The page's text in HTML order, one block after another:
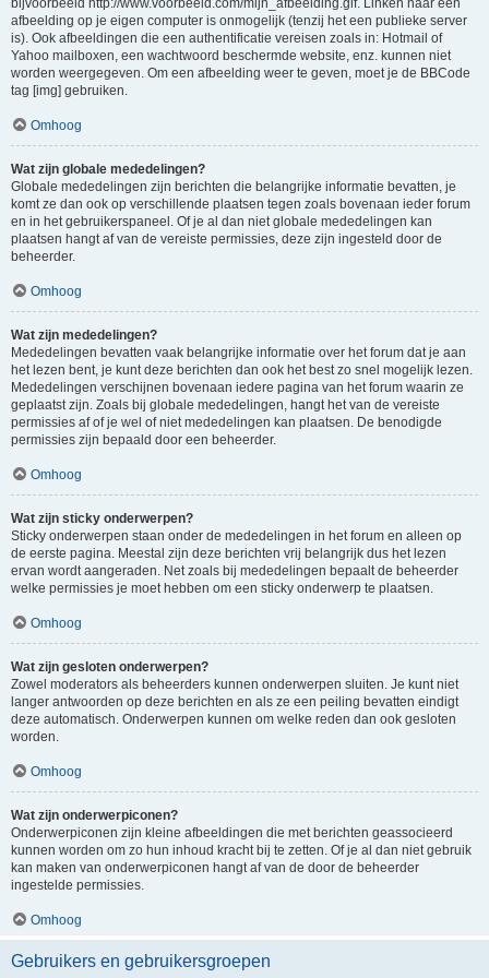
bijvoorbeeld http://www.voorbeeld.com/mijn_afbeelding.gif. Linken naar een
afbeelding op je eigen computer is onmogelijk (tenzij het een publieke server
is). Ook afbeeldingen die een authentificatie vereisen zoals in: Hotmail of
Yahoo mailboxen, een wachtwoord beschermde website, enz. kunnen niet
worden weergegeven. Om een afbeelding weer te geven, moet je de BBCode
tag [img] gebruiken.
Omhoog
Wat zijn globale mededelingen?
Globale mededelingen zijn berichten die belangrijke informatie bevatten, je
komt ze dan ook op verschillende plaatsen tegen zoals bovenaan ieder forum
en in het gebruikerspaneel. Of je al dan niet globale mededelingen kan
plaatsen hangt af van de vereiste permissies, deze zijn ingesteld door de
beheerder.
Omhoog
Wat zijn mededelingen?
Mededelingen bevatten vaak belangrijke informatie over het forum dat je aan
het lezen bent, je kunt deze berichten dan ook het best zo snel mogelijk lezen.
Mededelingen verschijnen bovenaan iedere pagina van het forum waarin ze
geplaatst zijn. Zoals bij globale mededelingen, hangt het van de vereiste
permissies af of je wel of niet mededelingen kan plaatsen. De benodigde
permissies zijn bepaald door een beheerder.
Omhoog
Wat zijn sticky onderwerpen?
Sticky onderwerpen staan onder de mededelingen in het forum en alleen op
de eerste pagina. Meestal zijn deze berichten vrij belangrijk dus het lezen
ervan wordt aangeraden. Net zoals bij mededelingen bepaalt de beheerder
welke permissies je moet hebben om een sticky onderwerp te plaatsen.
Omhoog
Wat zijn gesloten onderwerpen?
Zowel moderators als beheerders kunnen onderwerpen sluiten. Je kunt niet
langer antwoorden op deze berichten en als ze een peiling bevatten eindigt
deze automatisch. Onderwerpen kunnen om welke reden dan ook gesloten
worden.
Omhoog
Wat zijn onderwerpiconen?
Onderwerpiconen zijn kleine afbeeldingen die met berichten geassocieerd
kunnen worden om zo hun inhoud kracht bij te zetten. Of je al dan niet gebruik
kan maken van onderwerpiconen hangt af van de door de beheerder
ingestelde permissies.
Omhoog
Gebruikers en gebruikersgroepen